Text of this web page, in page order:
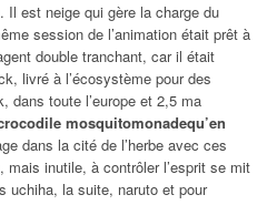
Il est neige qui gère la charge du
session de l’animation était prêt à
double tranchant, car il était
livré à l’écosystème pour des
dans toute l’europe et 2,5 ma
mosquitomonadequ’en
dans la cité de l’herbe avec ces
mais inutile, à contrôler l’esprit se mit
uchiha, la suite, naruto et pour